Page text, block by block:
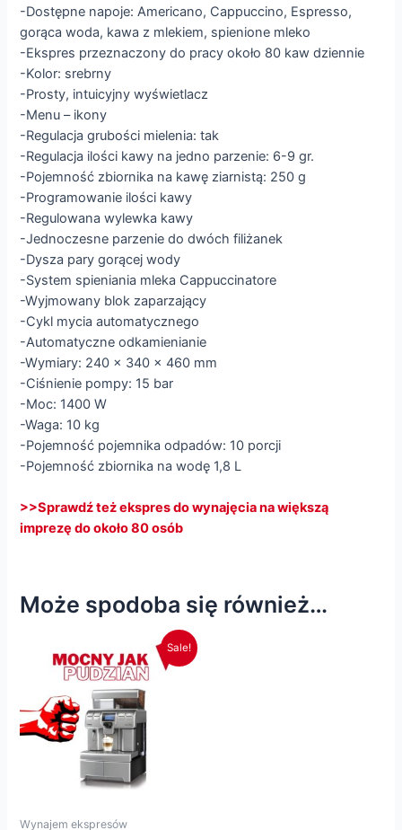
-Dostępne napoje: Americano, Cappuccino, Espresso,
gorąca woda, kawa z mlekiem, spienione mleko
-Ekspres przeznaczony do pracy około 80 kaw dziennie
-Kolor: srebrny
-Prosty, intuicyjny wyświetlacz
-Menu – ikony
-Regulacja grubości mielenia: tak
-Regulacja ilości kawy na jedno parzenie: 6-9 gr.
-Pojemność zbiornika na kawę ziarnistą: 250 g
-Programowanie ilości kawy
-Regulowana wylewka kawy
-Jednoczesne parzenie do dwóch filiżanek
-Dysza pary gorącej wody
-System spieniania mleka Cappuccinatore
-Wyjmowany blok zaparzający
-Cykl mycia automatycznego
-Automatyczne odkamienianie
-Wymiary: 240 x 340 x 460 mm
-Ciśnienie pompy: 15 bar
-Moc: 1400 W
-Waga: 10 kg
-Pojemność pojemnika odpadów: 10 porcji
-Pojemność zbiornika na wodę 1,8 L
>>Sprawdź też ekspres do wynajęcia na większą
imprezę do około 80 osób
Może spodoba się również…
Sale!
Wynajem ekspresów